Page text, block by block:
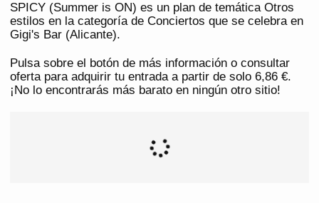
SPICY (Summer is ON) es un plan de temática Otros
estilos en la categoría de Conciertos que se celebra en
Gigi's Bar (Alicante).
Pulsa sobre el botón de más información o consultar
oferta para adquirir tu entrada a partir de solo 6,86 €.
¡No lo encontrarás más barato en ningún otro sitio!